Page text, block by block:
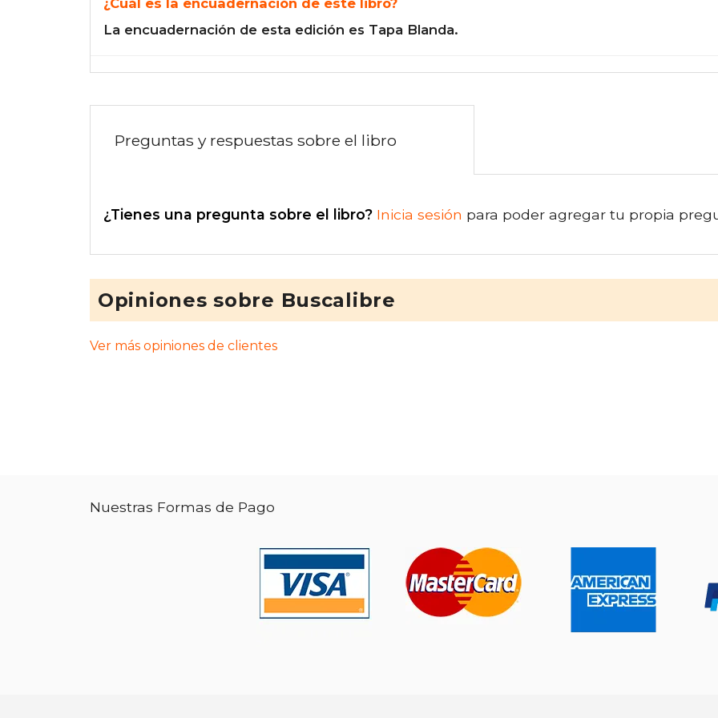
¿Cuál es la encuadernación de este libro?
La encuadernación de esta edición es Tapa Blanda.
Preguntas y respuestas sobre el libro
¿Tienes una pregunta sobre el libro? Inicia sesión para poder agregar tu propia
Opiniones sobre Buscalibre
Ver más opiniones de clientes
Nuestras Formas de Pago